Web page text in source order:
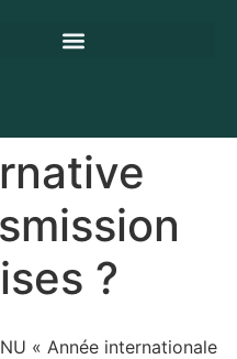
?
« Année internationale